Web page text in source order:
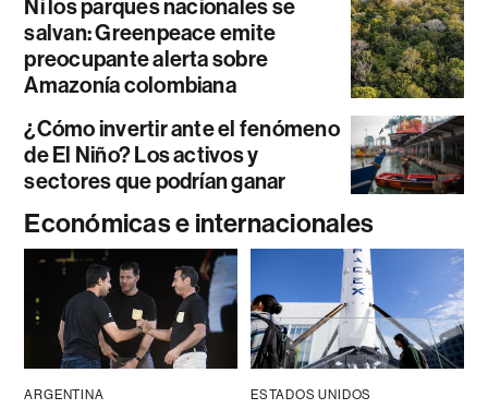
Ni los parques nacionales se
salvan: Greenpeace emite
preocupante alerta sobre
Amazonía colombiana
¿Cómo invertir ante el fenómeno
de El Niño? Los activos y
sectores que podrían ganar
Económicas e internacionales
ARGENTINA ESTADOS UNIDOS